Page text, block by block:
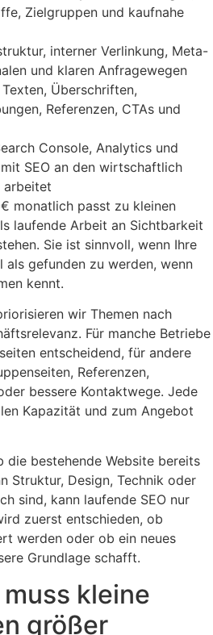
Zielgruppen und kaufnahe
interner Verlinkung, Meta-
und klaren Anfragewegen
Überschriften,
Referenzen, CTAs und
Console, Analytics und
SEO an den wirtschaftlich
arbeitet
monatlich passt zu kleinen
laufende Arbeit an Sichtbarkeit
Sie ist sinnvoll, wenn Ihre
als gefunden zu werden, wenn
kennt.
wir Themen nach
Für manche Betriebe
entscheidend, für andere
Referenzen,
bessere Kontaktwege. Jede
Kapazität und zum Angebot
die bestehende Website bereits
Struktur, Design, Technik oder
sind, kann laufende SEO nur
zuerst entschieden, ob
werden oder ob ein neues
Grundlage schafft.
kleine
größer